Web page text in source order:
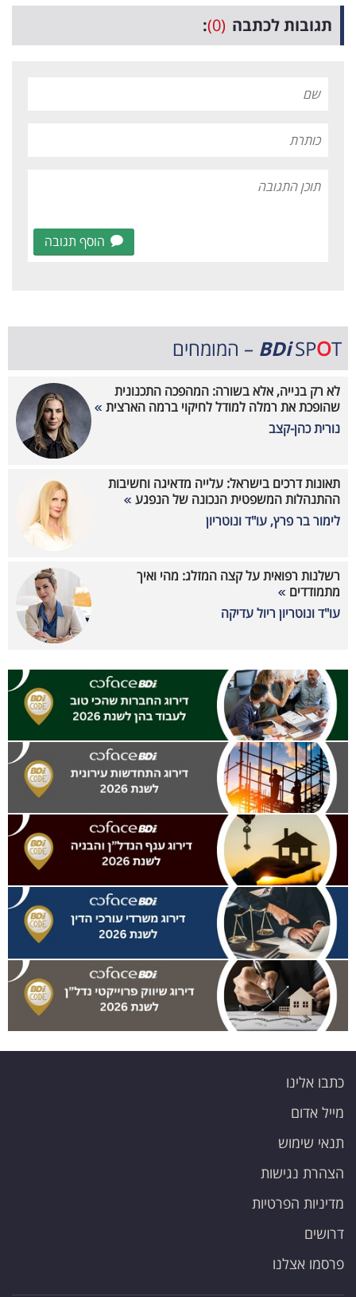
תגובות לכתבה (0)
:
הוסף תגובה
BDiSPOT – המומחים
לא רק בנייה, אלא בשורה: המהפכה התכנונית
שהופכת את רמלה למודל לחיקוי ברמה הארצית
נורית כהן-קצב
תאונות דרכים בישראל: עלייה מדאיגה וחשיבות
ההתנהלות המשפטית הנכונה של הנפגע
לימור בר פרץ, עו"ד ונוטריון
רשלנות רפואית על קצה המזלג: מהי ואיך
מתמודדים
עו"ד ונוטריון ריול עדיקה
כתבו אלינו
מייל אדום
תנאי שימוש
הצהרת נגישות
מדיניות הפרטיות
דרושים
פרסמו אצלנו